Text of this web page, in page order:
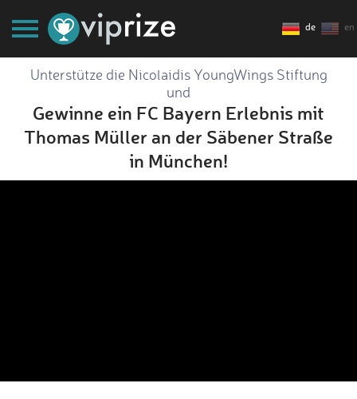
de en
Unterstütze die Nicolaidis YoungWings Stiftung
und
Gewinne ein FC Bayern Erlebnis mit
Thomas Müller an der Säbener Straße
in München!